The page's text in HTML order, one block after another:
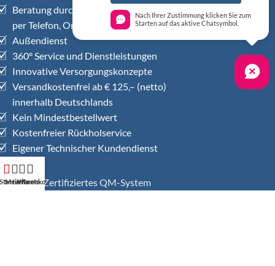
Beratung durch Medizinprodukte-Profis
per Telefon, Online-Chat, Videobesprechung
Außendienst
360° Service und Dienstleistungen
Innovative Versorgungskonzepte
Versandkostenfrei ab € 125,– (netto)
innerhalb Deutschlands
Kein Mindestbestellwert
Kostenfreier Rückholservice
Eigener Technischer Kundendienst
Zertifiziertes QM-System
Startseite
Mein Konto
Warenkorb
Nach Ihrer Zustimmung klicken Sie zum
Starten auf das aktive Chatsymbol.